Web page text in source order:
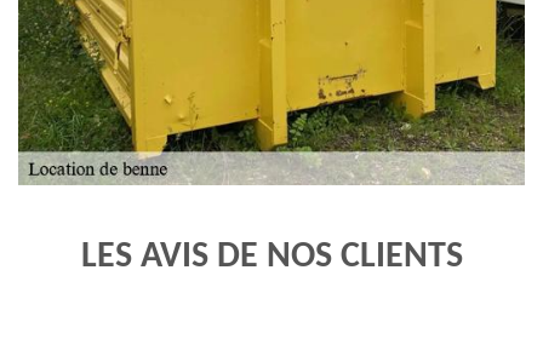
LES AVIS DE NOS CLIENTS